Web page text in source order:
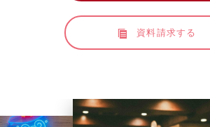
資料請求する